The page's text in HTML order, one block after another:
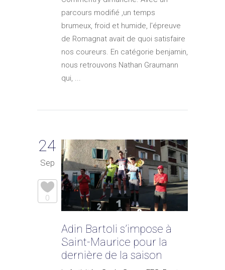
parcours modifié ,un temps
brumeux, froid et humide, l'épreuve
de Romagnat avait de quoi satisfaire
nos coureurs. En catégorie benjamin,
nous retrouvons Nathan Graumann
qui, ...
24
Sep
0
Adin Bartoli s’impose à
Saint-Maurice pour la
dernière de la saison